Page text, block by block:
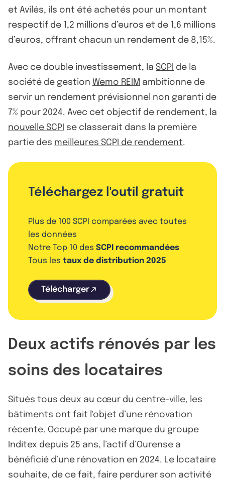
et Avilés, ils ont été achetés pour un montant
respectif de 1,2 millions d’euros et de 1,6 millions
d’euros, offrant chacun un rendement de 8,15%.
Avec ce double investissement, la SCPI de la
société de gestion Wemo REIM ambitionne de
servir un rendement prévisionnel non garanti de
7% pour 2024. Avec cet objectif de rendement, la
nouvelle SCPI se classerait dans la première
partie des meilleures SCPI de rendement.
Téléchargez l'outil gratuit
Plus de 100 SCPI comparées avec toutes
les données
Notre Top 10 des SCPI recommandées
Tous les taux de distribution 2025
Télécharger
Deux actifs rénovés par les
soins des locataires
Situés tous deux au cœur du centre-ville, les
bâtiments ont fait l'objet d’une rénovation
récente. Occupé par une marque du groupe
Inditex depuis 25 ans, l’actif d’Ourense a
bénéficié d’une rénovation en 2024. Le locataire
souhaite, de ce fait, faire perdurer son activité